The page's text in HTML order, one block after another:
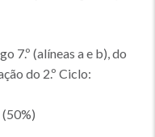
7.º (alíneas a e b), do
do 2.º Ciclo: